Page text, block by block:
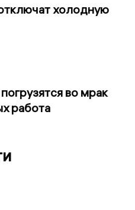
холодную
во мрак
работа